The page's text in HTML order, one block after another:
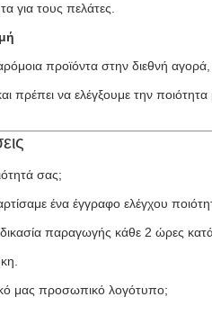
για τους πελάτες.
προϊόντα στην διεθνή αγορά,
πρέπει να ελέγξουμε την ποιότητα
σας;
ένα έγγραφο ελέγχου
παραγωγής κάθε 2 ώρες
μας προσωπικό λογότυπο;